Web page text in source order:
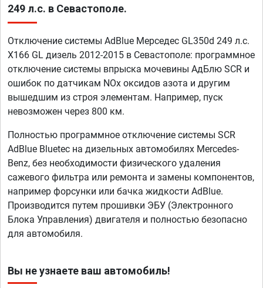
249 л.с. в Севастополе.
Отключение системы AdBlue Мерседес GL350d 249 л.с.
X166 GL дизель 2012-2015 в Севастополе: программное
отключение системы впрыска мочевины АдБлю SCR и
ошибок по датчикам NOx оксидов азота и другим
вышедшим из строя элементам. Например, пуск
невозможен через 800 км.
Полностью программное отключение системы SCR
AdBlue Bluetec на дизельных автомобилях Mercedes-
Benz, без необходимости физического удаления
сажевого фильтра или ремонта и замены компонентов,
например форсунки или бачка жидкости AdBlue.
Производится путем прошивки ЭБУ (Электронного
Блока Управления) двигателя и полностью безопасно
для автомобиля.
Вы не узнаете ваш автомобиль!